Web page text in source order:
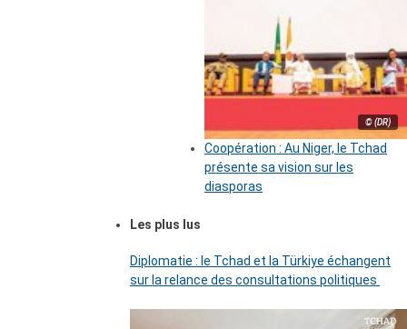
© (DR)
Coopération : Au Niger, le Tchad
présente sa vision sur les
diasporas
Les plus lus
Diplomatie : le Tchad et la Türkiye échangent
sur la relance des consultations politiques